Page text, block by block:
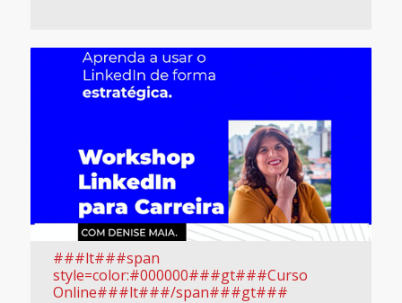
###lt###span
style=color:#000000###gt###Curso
Online###lt###/span###gt###